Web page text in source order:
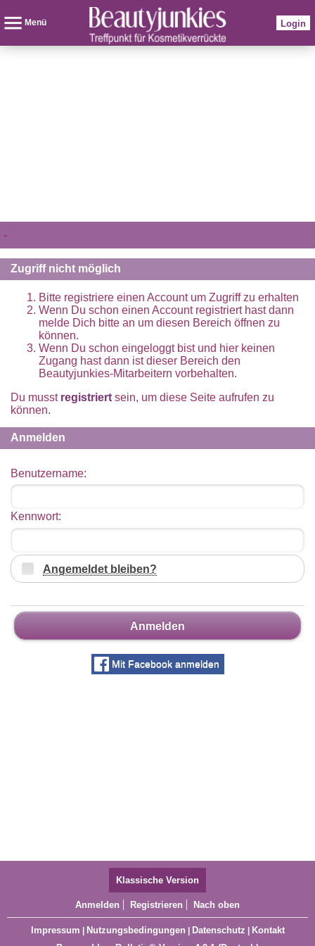
Menü Login
-
Zugriff nicht möglich
Bitte registriere einen Account um Zugriff zu erhalten
Wenn Du schon einen Account registriert hast dann
melde Dich bitte an um diesen Bereich öffnen zu
können.
Wenn Du schon eingeloggt bist und hier keinen
Zugang hast dann ist dieser Bereich den
Beautyjunkies-Mitarbeitern vorbehalten.
Du musst registriert sein, um diese Seite aufrufen zu
können.
Anmelden
Benutzername:
Kennwort:
Angemeldet bleiben?
Anmelden
Mit Facebook anmelden
Klassische Version
Anmelden Registrieren Nach oben
Impressum Nutzungsbedingungen Datenschutz
Kontakt